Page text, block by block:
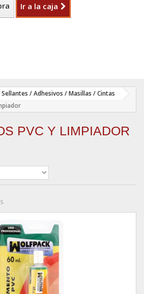
Ir a la caja
Sellantes / Adhesivos / Masillas / Cintas
PVC Y LIMPIADOR